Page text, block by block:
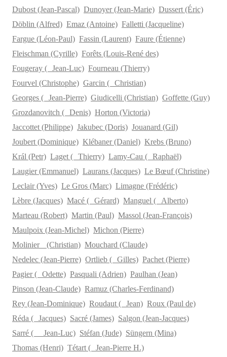
Dubost (Jean-Pascal) Dunoyer (Jean-Marie) Dussert (Éric)
Döblin (Alfred) Emaz (Antoine) Falletti (Jacqueline)
Fargue (Léon-Paul) Fassin (Laurent) Faure (Étienne)
Fleischman (Cyrille) Forêts (Louis-René des)
Fougeray ( Jean-Luc) Fourneau (Thierry)
Fourvel (Christophe) Garcin ( Christian)
Georges ( Jean-Pierre) Giudicelli (Christian) Goffette (Guy)
Grozdanovitch ( Denis) Horton (Victoria)
Jaccottet (Philippe) Jakubec (Doris) Jouanard (Gil)
Joubert (Dominique) Klébaner (Daniel) Krebs (Bruno)
Král (Petr) Laget ( Thierry) Lamy-Cau ( Raphaël)
Laugier (Emmanuel) Laurans (Jacques) Le Bœuf (Christine)
Leclair (Yves) Le Gros (Marc) Limagne (Frédéric)
Lèbre (Jacques) Macé ( Gérard) Manguel ( Alberto)
Marteau (Robert) Martin (Paul) Massol (Jean-François)
Maulpoix (Jean-Michel) Michon (Pierre)
Molinier (Christian) Mouchard (Claude)
Nedelec (Jean-Pierre) Ortlieb ( Gilles) Pachet (Pierre)
Pagier ( Odette) Pasquali (Adrien) Paulhan (Jean)
Pinson (Jean-Claude) Ramuz (Charles-Ferdinand)
Rey (Jean-Dominique) Roudaut ( Jean) Roux (Paul de)
Réda ( Jacques) Sacré (James) Salgon (Jean-Jacques)
Sarré ( Jean-Luc) Stéfan (Jude) Süngern (Mina)
Thomas (Henri) Tétart ( Jean-Pierre H.)